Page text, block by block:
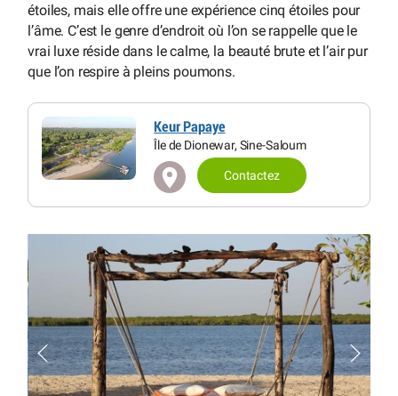
étoiles, mais elle offre une expérience cinq étoiles pour
l’âme. C’est le genre d’endroit où l’on se rappelle que le
vrai luxe réside dans le calme, la beauté brute et l’air pur
que l’on respire à pleins poumons.
Keur Papaye
Île de Dionewar, Sine-Saloum
Contactez